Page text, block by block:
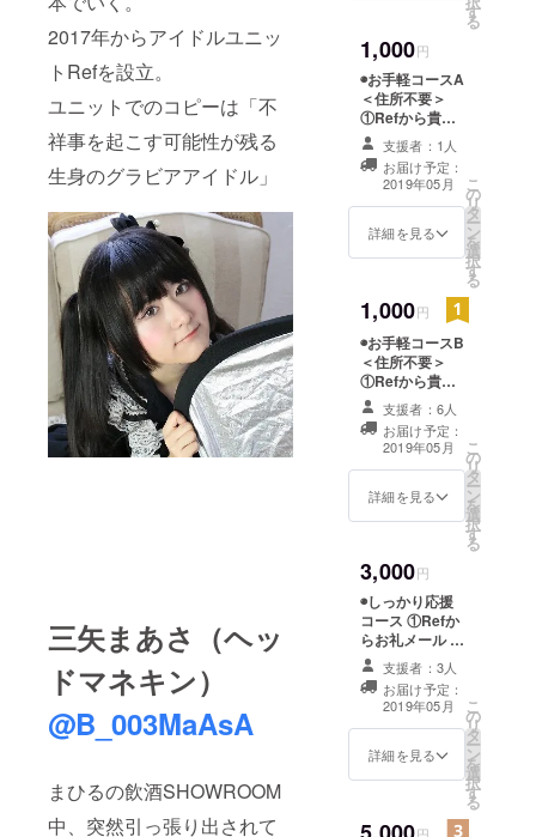
2017年からアイドルユニッ
トRefを設立。
ユニットでのコピーは「不
祥事を起こす可能性が残る
生身のグラビアアイドル」
三矢まあさ（ヘッ
ドマネキン）
@B_003MaAsA
まひるの飲酒SHOWROOM
中、突然引っ張り出されて
卒。
2011年から
スカウトで
活動開始。
一度母の介
護&卒論で活
動休止しま
したが、
芸能活動が
戻ってきま
した。
TSUTAYAプ
リンセス
2014グラン
プリ。ミス
アクション
2015ファイ
ナリスト。
♪♪♪♪♪
私はミッ
ション系ス
クールで宗
教（キリス
ト教）を、
美術大学で
美術の勉強
す
る
1,000円
◉お手軽コースA
＜住所不要＞
①Refから貴方
へのお礼ボイス
メッセージ
（メールにオン
ラインストレー
ジのアドレスを
送らせていただ
レジット ※クレ
ジットに掲載す
るお名前（HN
可）をお伝えく
ださい。
支援者：1人
お届け予定：
2019年05月
詳細を見る
こ
の
リ
タ
ー
ン
を
選
択
す
る
1,000円
◉お手軽コースB
＜住所不要＞
①Refから貴方
へのお礼動画
メッセージ
（メールにオン
ラインストレー
ジのアドレスを
送らせていただ
レジット ※クレ
ジットに掲載す
るお名前（HN
可）をお伝えく
ださい。
支援者：6人
お届け予定：
2019年05月
詳細を見る
こ
の
リ
タ
ー
ン
を
選
択
す
る
3,000円
◉しっかり応援
コース ①Refか
らお礼メール ②
ミュージックビ
デオ撮影時の
チェキ１枚 ②
ミュージックビ
デオにお名前ク
レジット ※メー
前（HN可）をお
支援者：3人
お届け予定：
2019年05月
詳細を見る
こ
の
リ
タ
ー
ン
を
選
択
す
る